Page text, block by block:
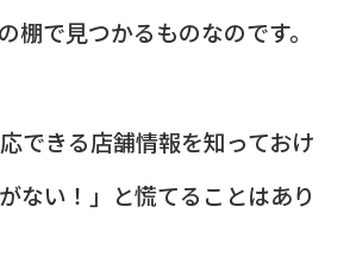
棚で見つかるものなのです。
できる店舗情報を知っておけ
ない！」と慌てることはあり